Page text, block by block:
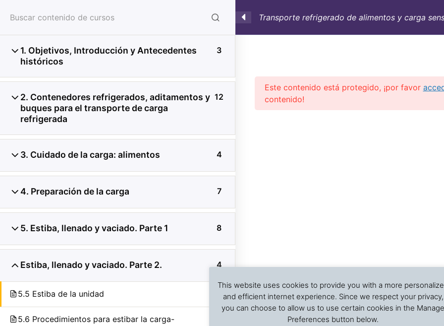
HOME CONSULTORÍA CONTAINERS NOSOTROS INFO-
Transporte refrigerado de alimentos y carga
1. Objetivos, Introducción y Antecedentes
históricos
3
2. Contenedores refrigerados, aditamentos y
buques para el transporte de carga
refrigerada
12
3. Cuidado de la carga: alimentos 4
4. Preparación de la carga 7
5. Estiba, llenado y vaciado. Parte 1 8
Estiba, llenado y vaciado. Parte 2. 4
5.5 Estiba de la unidad
5.6 Procedimientos para estibar la carga-
Este contenido está protegido, ¡por favor
contenido!
This website uses cookies to provide you with a more
and efficient internet experience. Since we respect your privacy,
you can choose to allow us to use certain cookies in the Manage
Preferences button below.